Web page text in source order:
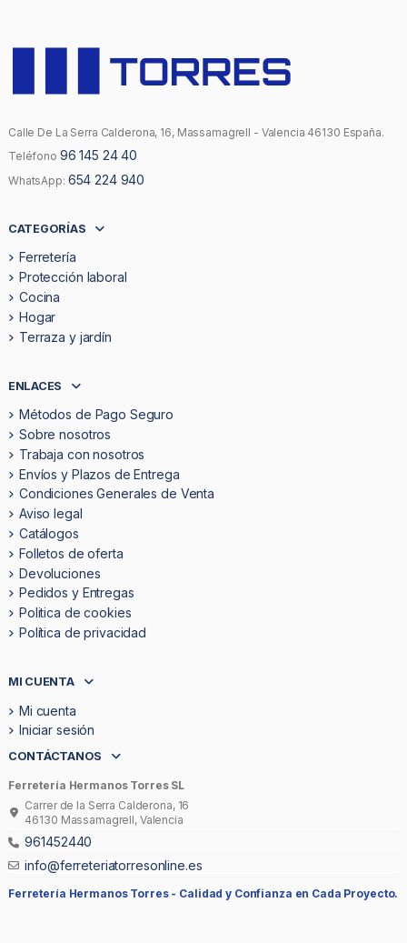
Calle De La Serra Calderona, 16, Massamagrell - Valencia 46130 España.
Teléfono 96 145 24 40
WhatsApp: 654 224 940
CATEGORÍAS
Ferretería
Protección laboral
Cocina
Hogar
Terraza y jardín
ENLACES
Métodos de Pago Seguro
Sobre nosotros
Trabaja con nosotros
Envíos y Plazos de Entrega
Condiciones Generales de Venta
Aviso legal
Catálogos
Folletos de oferta
Devoluciones
Pedidos y Entregas
Politica de cookies
Política de privacidad
MI CUENTA
Mi cuenta
Iniciar sesión
CONTÁCTANOS
Ferretería Hermanos Torres SL
Carrer de la Serra Calderona, 16
46130 Massamagrell, Valencia
961452440
info@ferreteriatorresonline.es
Ferretería Hermanos Torres - Calidad y Confianza en Cada Proyecto.